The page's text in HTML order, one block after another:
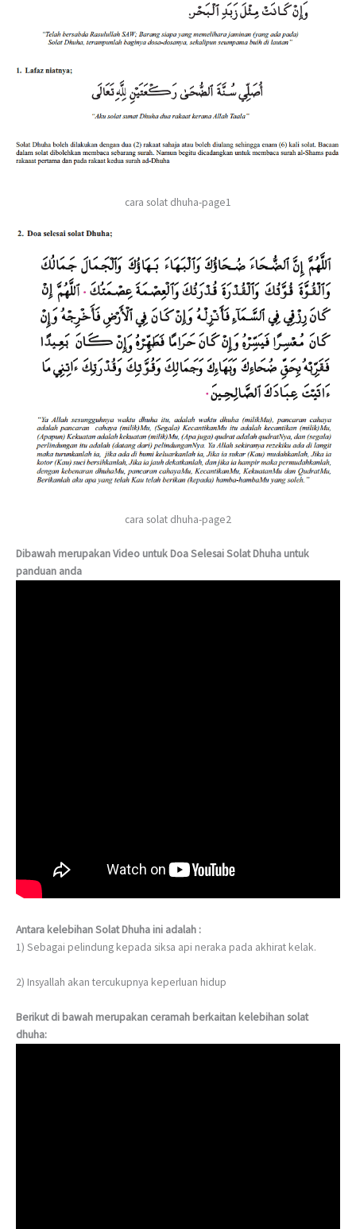
cara solat dhuha-page1
cara solat dhuha-page2
Dibawah merupakan Video untuk Doa Selesai Solat Dhuha untuk
panduan anda
Antara kelebihan Solat Dhuha ini adalah :
1) Sebagai pelindung kepada siksa api neraka pada akhirat kelak.
2) Insyallah akan tercukupnya keperluan hidup
Berikut di bawah merupakan ceramah berkaitan kelebihan solat
dhuha: